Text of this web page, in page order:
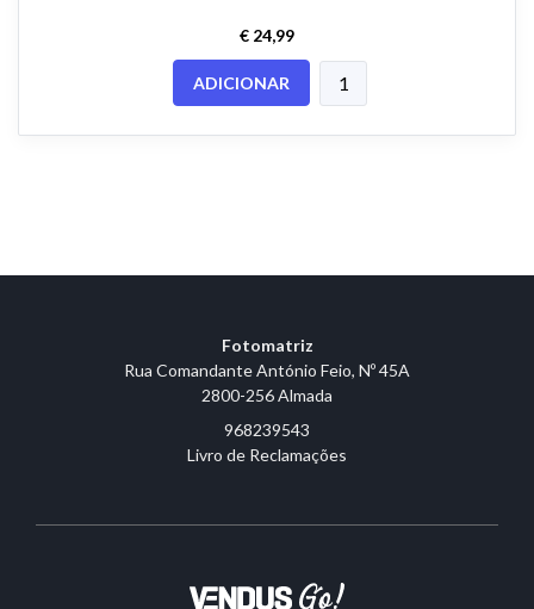
€ 24,99
ADICIONAR
Fotomatriz
Rua Comandante António Feio, Nº 45A
2800-256 Almada
968239543
Livro de Reclamações